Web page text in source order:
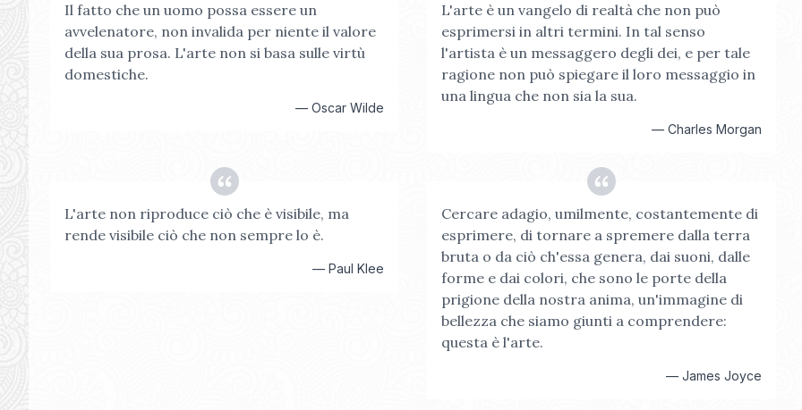
Il fatto che un uomo possa essere un
avvelenatore, non invalida per niente il valore
della sua prosa. L'arte non si basa sulle virtù
domestiche.
—Oscar Wilde
L'arte è un vangelo di realtà che non può
esprimersi in altri termini. In tal senso
l'artista è un messaggero degli dei, e per tale
ragione non può spiegare il loro messaggio in
una lingua che non sia la sua.
— Charles Morgan
L'arte non riproduce ciò che è visibile, ma
rende visibile ciò che non sempre lo è.
—Paul Klee
Cercare adagio, umilmente, costantemente di
esprimere, di tornare a spremere dalla terra
bruta o da ciò ch'essa genera, dai suoni, dalle
forme e dai colori, che sono le porte della
prigione della nostra anima, un'immagine di
bellezza che siamo giunti a comprendere:
questa è l'arte.
— James Joyce